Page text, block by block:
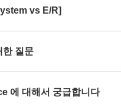
vs E/R]
한 질문
에 대해서 궁급합니다